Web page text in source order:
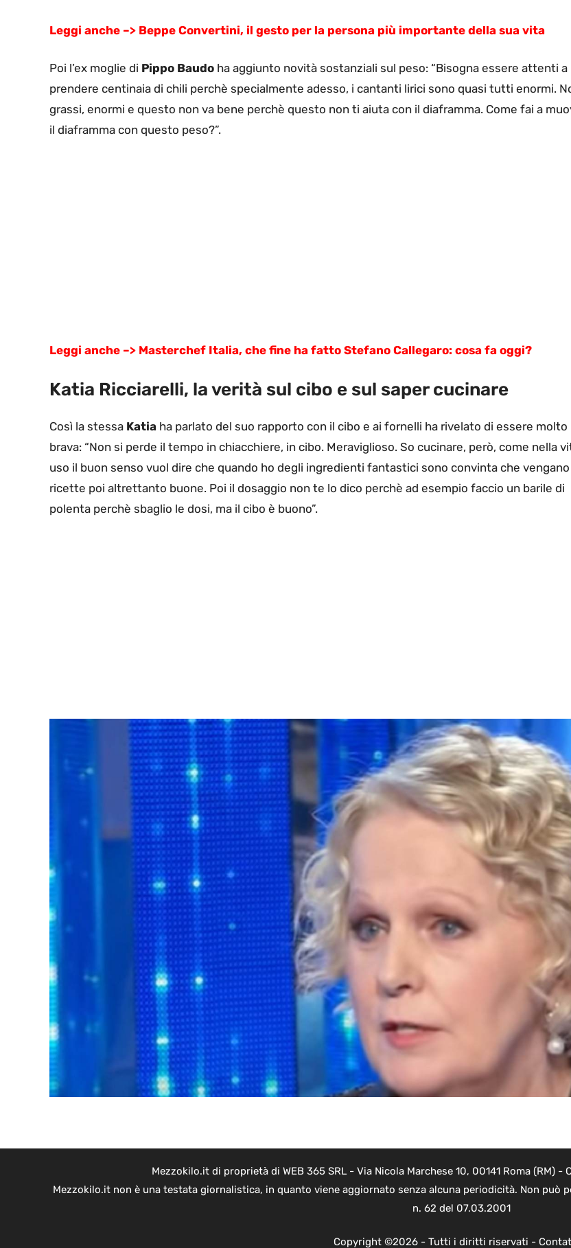
Leggi anche –> Beppe Convertini, il gesto per la persona più importante della sua vita
Poi l’ex moglie di Pippo Baudo ha aggiunto novità sostanziali sul peso: “Bisogna essere attenti a
prendere centinaia di chili perchè specialmente adesso, i cantanti lirici sono quasi tutti enormi.
grassi, enormi e questo non va bene perchè questo non ti aiuta con il diaframma. Come fai a
il diaframma con questo peso?”.
Leggi anche –> Masterchef Italia, che fine ha fatto Stefano Callegaro: cosa fa oggi?
Katia Ricciarelli, la verità sul cibo e sul saper cucinare
Così la stessa Katia ha parlato del suo rapporto con il cibo e ai fornelli ha rivelato di essere molto
brava: “Non si perde il tempo in chiacchiere, in cibo. Meraviglioso. So cucinare, però, come nella
uso il buon senso vuol dire che quando ho degli ingredienti fantastici sono convinta che
ricette poi altrettanto buone. Poi il dosaggio non te lo dico perchè ad esempio faccio un barile di
polenta perchè sbaglio le dosi, ma il cibo è buono”.
Mezzokilo.it di proprietà di WEB 365 SRL - Via Nicola Marchese 10, 00141 Roma (RM) -
Mezzokilo.it non è una testata giornalistica, in quanto viene aggiornato senza alcuna periodicità. Non
n. 62 del 07.03.2001
Copyright ©2026 - Tutti i diritti riservati -